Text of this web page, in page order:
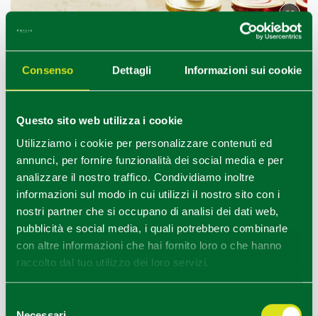
Consenso Dettagli Informazioni sui cookie
Questo sito web utilizza i cookie
Utilizziamo i cookie per personalizzare contenuti ed
annunci, per fornire funzionalità dei social media e per
analizzare il nostro traffico. Condividiamo inoltre
informazioni sul modo in cui utilizzi il nostro sito con i
nostri partner che si occupano di analisi dei dati web,
pubblicità e social media, i quali potrebbero combinarle
con altre informazioni che hai fornito loro o che hanno
raccolto dal tuo utilizzo dei loro servizi.
Vezzano sul Crostolo (RE), Agriturismo Ca del Ciuco
CC